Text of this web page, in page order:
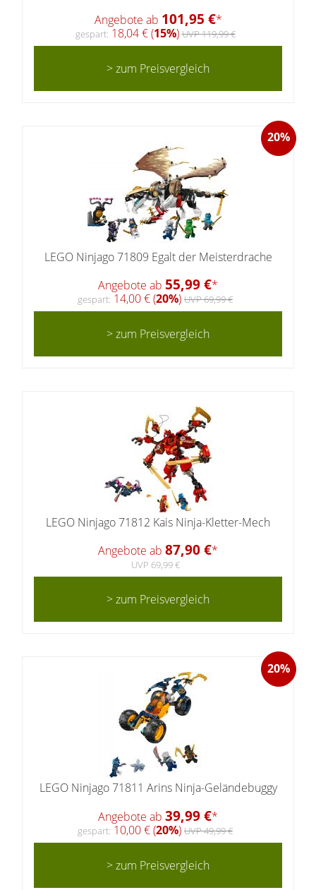
Angebote ab 101,95 €*
gespart: 18,04 € (15%)UVP 119,99 €
> zum Preisvergleich
20%
LEGO Ninjago 71809 Egalt der Meisterdrache
Angebote ab 55,99 €*
gespart: 14,00 € (20%) UVP 69,99 €
> zum Preisvergleich
LEGO Ninjago 71812 Kais Ninja-Kletter-Mech
Angebote ab 87,90 €*
UVP 69,99 €
> zum Preisvergleich
20%
LEGO Ninjago 71811 Arins Ninja-Geländebuggy
Angebote ab 39,99 €*
gespart: 10,00 € (20%) UVP 49,99 €
> zum Preisvergleich